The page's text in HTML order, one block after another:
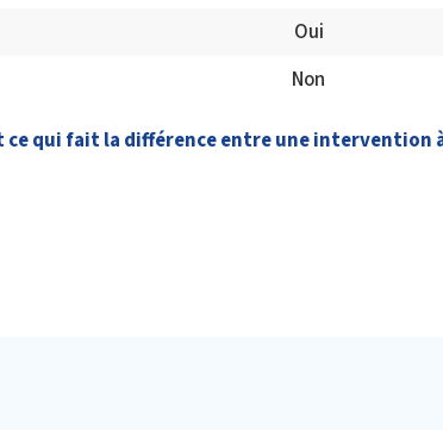
Oui
Non
ce qui fait la différence entre une intervention